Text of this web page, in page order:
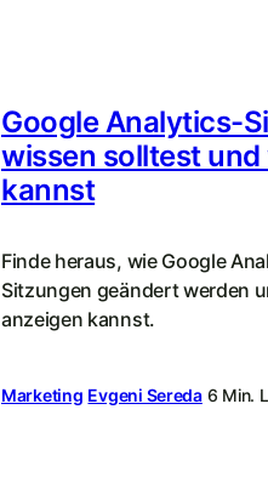
Google Analytics-
wissen solltest
kannst
Finde heraus, wie Google
Sitzungen geändert werden
anzeigen kannst.
Marketing Evgeni Sereda 6 Min.